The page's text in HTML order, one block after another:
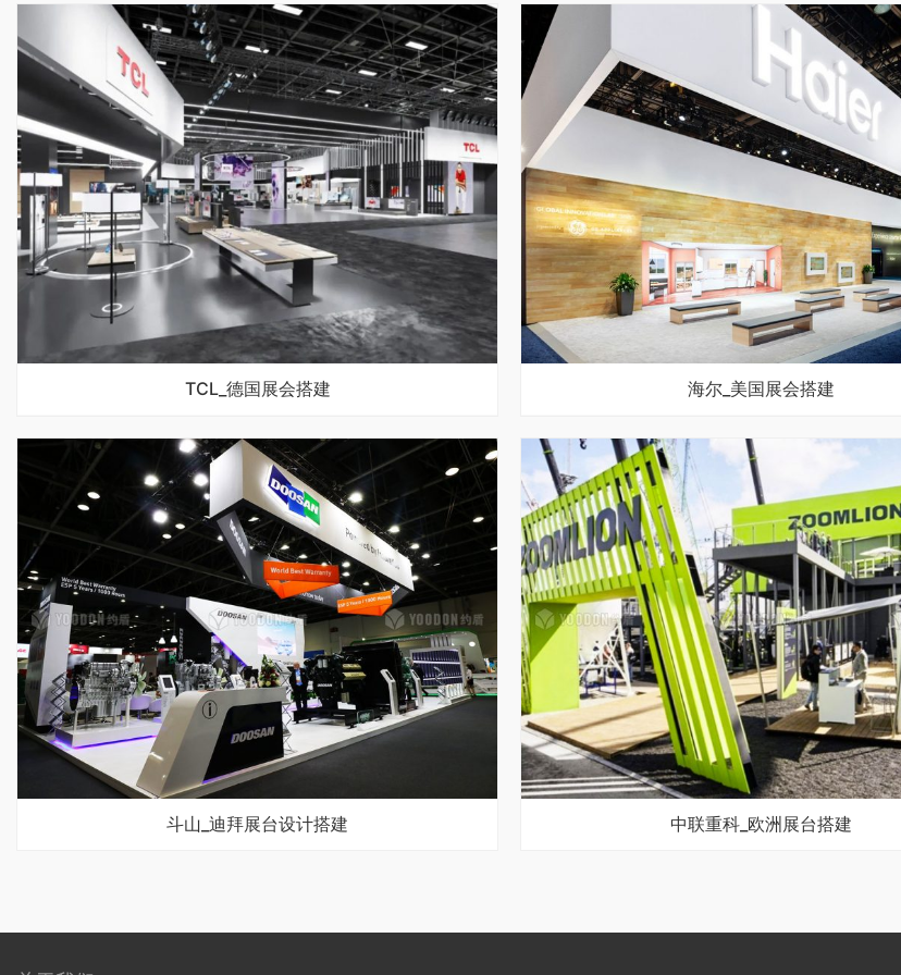
TCL_德国展会搭建 海尔_美国展会搭建
斗山_迪拜展台设计搭建 中联重科_欧洲展台搭建